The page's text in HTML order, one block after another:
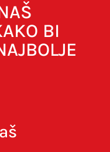
web-stranicu u
BI